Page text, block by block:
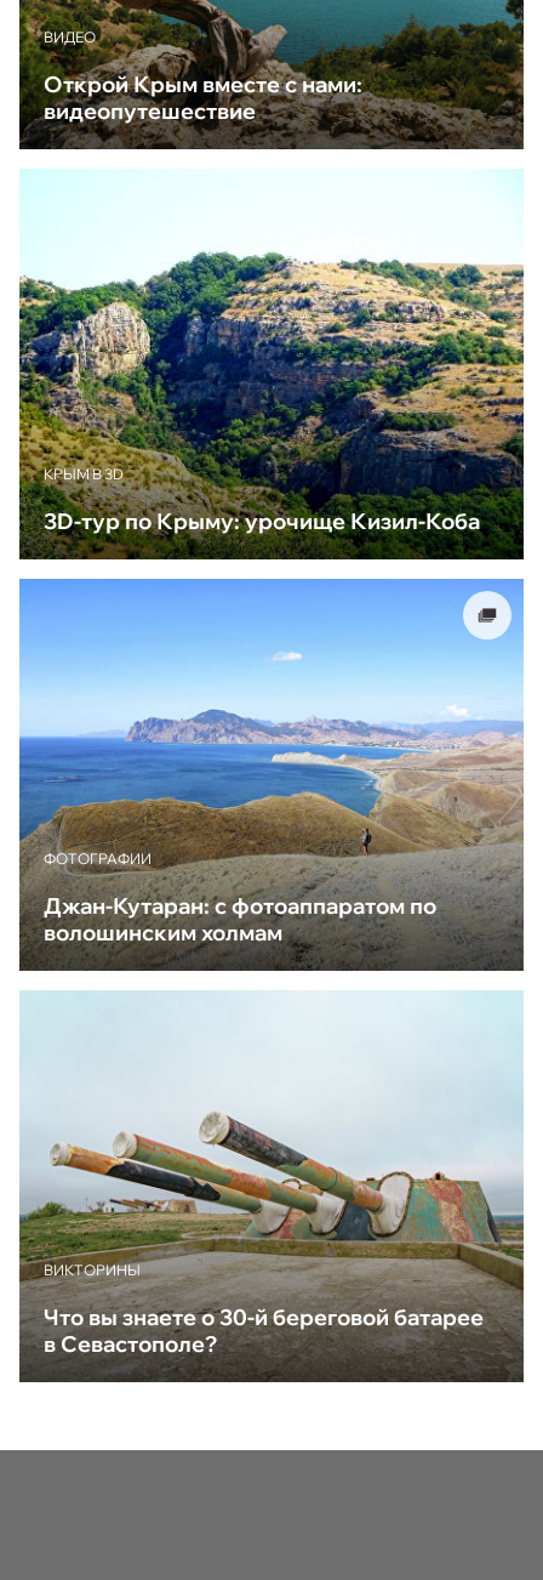
ВИДЕО
Открой Крым вместе с нами:
видеопутешествие
КРЫМ В 3D
3D-тур по Крыму: урочище Кизил-Коба
ФОТОГРАФИИ
Джан-Кутаран: с фотоаппаратом по
волошинским холмам
ВИКТОРИНЫ
Что вы знаете о 30-й береговой батарее
в Севастополе?